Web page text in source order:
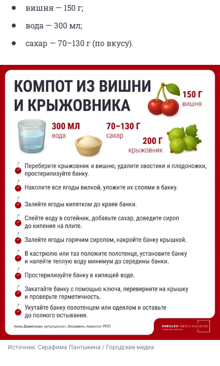
вишня — 150 г;
вода — 300 мл;
сахар — 70–130 г (по вкусу).
Источник: Серафима Пантыкина / Городские медиа